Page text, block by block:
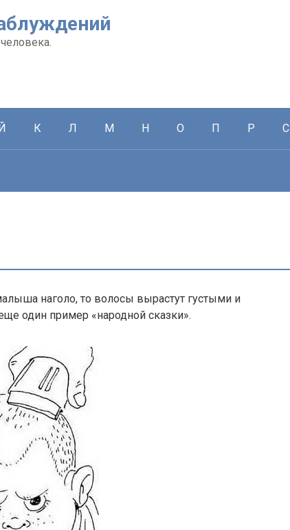
К Л М Н О П Р С
наголо, то волосы вырастут густыми и
один пример «народной сказки».